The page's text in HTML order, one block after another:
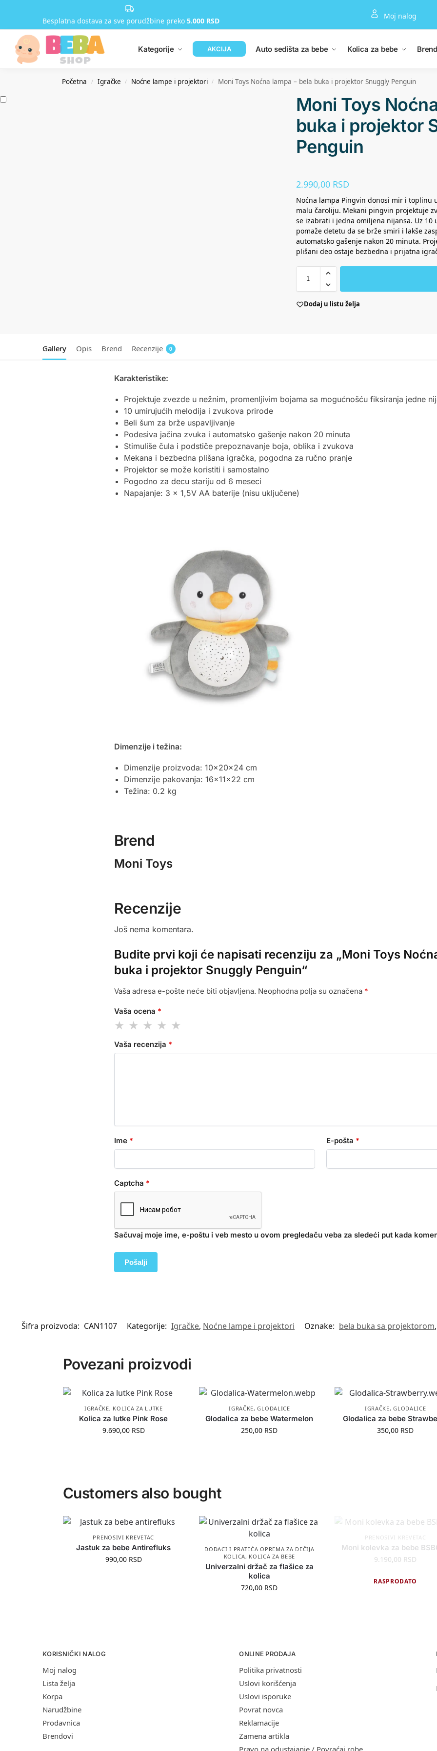
Besplatna dostava za sve porudžbine preko 5.000 RSD
Moj nalog
Kategorije AKCIJA Auto sedišta za bebe Kolica za bebe
Početna / Igračke / Noćne lampe i projektori / Moni Toys Noćna lampa – bela buka i projektor Snuggly Penguin
Moni Toys
buka i projektor
Penguin
2.990,00 RSD
Noćna lampa Pingvin donosi mir i toplinu
malu čaroliju. Mekani pingvin projektuje
se izabrati i jedna omiljena nijansa. Uz
pomaže detetu da se brže smiri i lakše
automatsko gašenje nakon 20 minuta.
plišani deo ostaje bezbedna i prijatna
Dodaj u listu želja
Gallery Opis Brend Recenzije 0
Karakteristike:
Projektuje zvezde u nežnim, promenljivim bojama sa mogućnošću fiksiranja jedne
10 umirujućih melodija i zvukova prirode
Beli šum za brže uspavljivanje
Podesiva jačina zvuka i automatsko gašenje nakon 20 minuta
Stimuliše čula i podstiče prepoznavanje boja, oblika i zvukova
Mekana i bezbedna plišana igračka, pogodna za ručno pranje
Projektor se može koristiti i samostalno
Pogodno za decu stariju od 6 meseci
Napajanje: 3 x 1,5V AA baterije (nisu uključene)
Dimenzije i težina:
Dimenzije proizvoda: 10x20x24 cm
Dimenzije pakovanja: 16x11x22 cm
Težina: 0.2 kg
Brend
Moni Toys
Recenzije
Još nema komentara.
Budite prvi koji će napisati recenziju za „Moni Toys
buka i projektor Snuggly Penguin“
Vaša adresa e-pošte neće biti objavljena. Neophodna polja su označena *
Vaša ocena *
Vaša recenzija *
Ime * E-pošta *
Captcha *
Sačuvaj moje ime, e-poštu i veb mesto u ovom pregledaču veba za sledeći put kada
Šifra proizvoda: CAN1107 Kategorije: Igračke, Noćne lampe i projektori Oznake: bela buka sa projektorom,
Povezani proizvodi
IGRAČKE, KOLICA ZA LUTKE
Kolica za lutke Pink Rose
9.690,00 RSD
IGRAČKE,GLODALICE
Glodalica za bebe Watermelon
250,00 RSD
IGRAČKE,GLODALICE
Glodalica za bebe
350,00 RSD
Customers also bought
PRENOSIVI KREVETAC
Jastuk za bebe Antirefluks
990,00 RSD
DODACI I PRATEĆA OPREMA ZA DEČIJA
KOLICA, KOLICA ZA BEBE
Univerzalni držač za flašice za
kolica
720,00 RSD
RASPRODATO
PRENOSIVI KREVETAC
Moni kolevka za bebe
9.190,00 RSD
KORISNIČKI NALOG
Moj nalog
Lista želja
Korpa
Narudžbine
Prodavnica
Brendovi
ONLINE PRODAJA
Politika privatnosti
Uslovi korišćenja
Uslovi isporuke
Povrat novca
Reklamacije
Zamena artikla